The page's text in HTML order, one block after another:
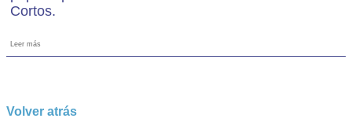
Cortos.
Leer más
Volver atrás